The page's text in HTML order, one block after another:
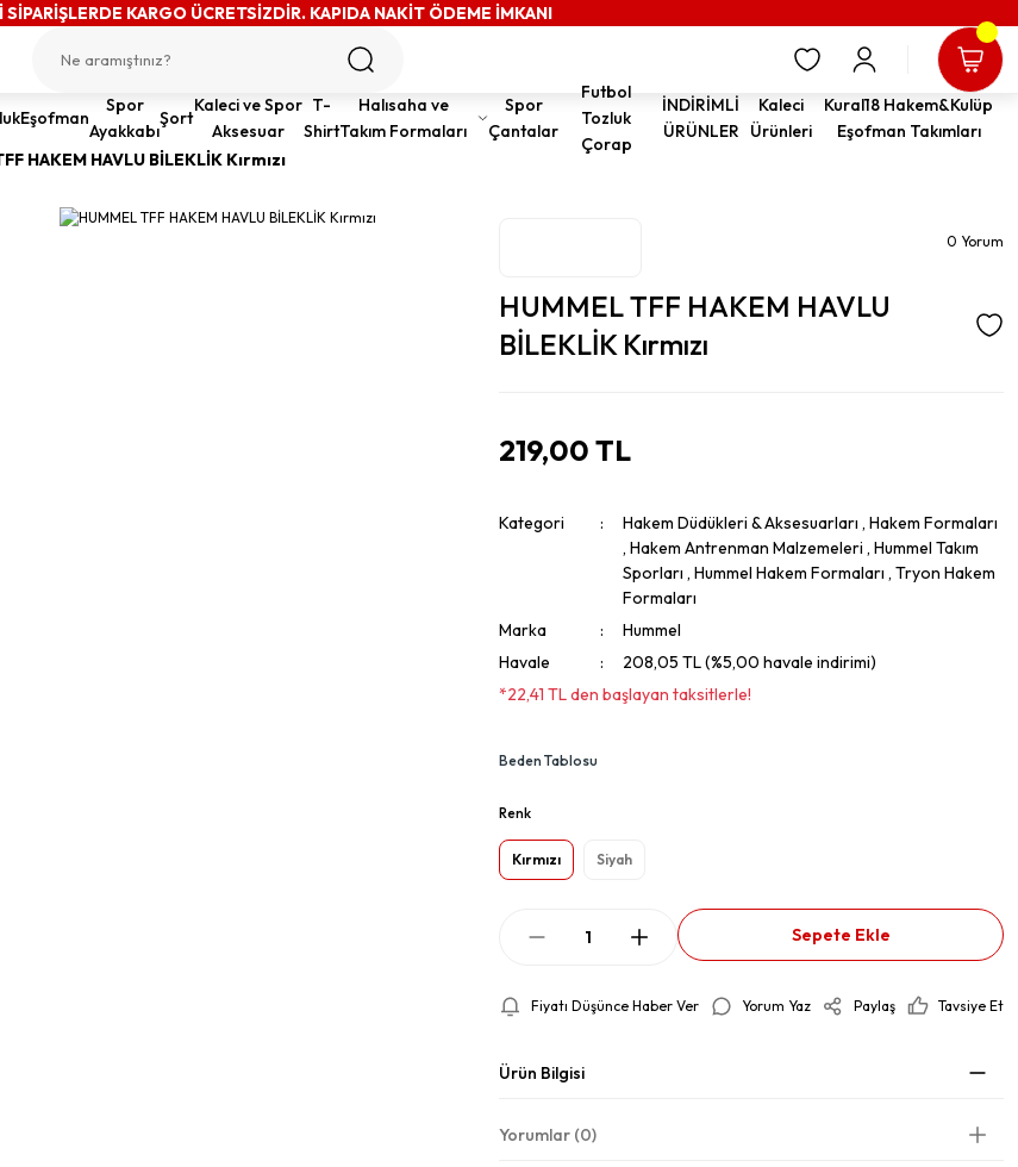
KARGO ÜCRETSİZDİR. KAPIDA NAKİT ÖDEME İMKANI
Eşofman
Spor
Ayakkabı
Şort
Kaleci ve Spor
Aksesuar
T-
Shirt
Halısaha ve
Takım Formaları
Spor
Çantalar
Futbol
Tozluk
Çorap
İNDİRİMLİ
ÜRÜNLER
Kaleci
Ürünleri
Kural18 Hakem&Kulüp
Eşofman Takımları
HAKEM HAVLU BİLEKLİK Kırmızı
0 Yorum
HUMMEL TFF HAKEM HAVLU
BİLEKLİK Kırmızı
219,00 TL
Kategori Hakem Düdükleri & Aksesuarları , Hakem Formaları
, Hakem Antrenman Malzemeleri , Hummel Takım
Sporları , Hummel Hakem Formaları , Tryon Hakem
Formaları
Marka
Hummel
Havale
208,05 TL (%5,00 havale indirimi)
*22,41 TL den başlayan taksitlerle!
Beden Tablosu
Renk
Kırmızı Siyah
Sepete Ekle
Fiyatı Düşünce Haber Ver Yorum Yaz Paylaş Tavsiye Et
Ürün Bilgisi
Yorumlar (0)